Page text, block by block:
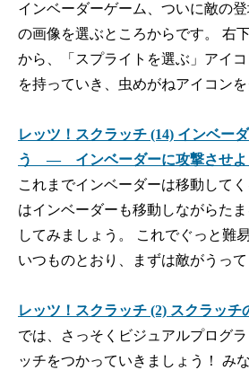
インベーダーゲーム、ついに敵の
の画像を選ぶところからです。 右
から、「スプライトを選ぶ」アイ
を持っていき、虫めがねアイコン
レッツ！スクラッチ (14) インベー
う ― インベーダーに攻撃させよ
これまでインベーダーは移動して
はインベーダーも移動しながらた
してみましょう。 これでぐっと難
いつものとおり、まずは敵がうっ
レッツ！スクラッチ (2) スクラッチ
では、さっそくビジュアルプログ
ッチをつかっていきましょう！ み